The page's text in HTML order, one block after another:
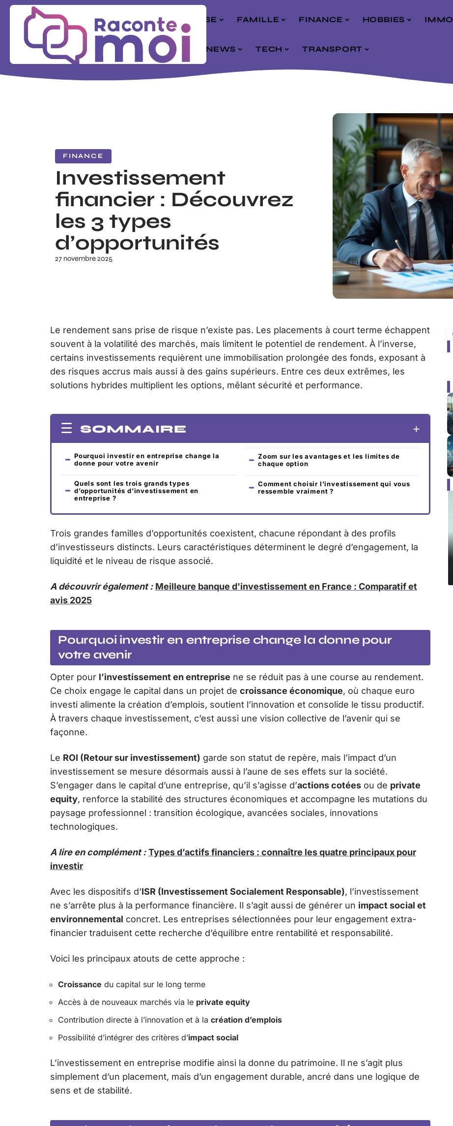
ENTREPRISE FAMILLE FINANCE HOBBIES IMMO
MODE NEWS TECH TRANSPORT
FINANCE
Investissement
financier : Découvrez
les 3 types
d’opportunités
27 novembre 2025
Le rendement sans prise de risque n’existe pas. Les placements à court terme échappent
souvent à la volatilité des marchés, mais limitent le potentiel de rendement. À l’inverse,
certains investissements requièrent une immobilisation prolongée des fonds, exposant à
des risques accrus mais aussi à des gains supérieurs. Entre ces deux extrêmes, les
solutions hybrides multiplient les options, mêlant sécurité et performance.
SOMMAIRE
Pourquoi investir en entreprise change la
donne pour votre avenir
Quels sont les trois grands types
d’opportunités d’investissement en
entreprise ?
Zoom sur les avantages et les limites de
chaque option
Comment choisir l’investissement qui vous
ressemble vraiment ?
Trois grandes familles d’opportunités coexistent, chacune répondant à des profils
d’investisseurs distincts. Leurs caractéristiques déterminent le degré d’engagement, la
liquidité et le niveau de risque associé.
A découvrir également : Meilleure banque d'investissement en France : Comparatif et
avis 2025
Pourquoi investir en entreprise change la donne pour
votre avenir
Opter pour l’investissement en entreprise ne se réduit pas à une course au rendement.
Ce choix engage le capital dans un projet de croissance économique, où chaque euro
investi alimente la création d’emplois, soutient l’innovation et consolide le tissu productif.
À travers chaque investissement, c’est aussi une vision collective de l’avenir qui se
façonne.
Le ROI (Retour sur investissement) garde son statut de repère, mais l’impact d’un
investissement se mesure désormais aussi à l’aune de ses effets sur la société.
S’engager dans le capital d’une entreprise, qu’il s’agisse d’actions cotées ou de private
equity, renforce la stabilité des structures économiques et accompagne les mutations du
paysage professionnel : transition écologique, avancées sociales, innovations
technologiques.
A lire en complément : Types d’actifs financiers : connaître les quatre principaux pour
investir
Avec les dispositifs d’ISR (Investissement Socialement Responsable), l’investissement
ne s’arrête plus à la performance financière. Il s’agit aussi de générer un impact social et
environnemental concret. Les entreprises sélectionnées pour leur engagement extra-
financier traduisent cette recherche d’équilibre entre rentabilité et responsabilité.
Voici les principaux atouts de cette approche :
Croissance du capital sur le long terme
Accès à de nouveaux marchés via le private equity
Contribution directe à l’innovation et à la création d’emplois
Possibilité d’intégrer des critères d’impact social
L’investissement en entreprise modifie ainsi la donne du patrimoine. Il ne s’agit plus
simplement d’un placement, mais d’un engagement durable, ancré dans une logique de
sens et de stabilité.